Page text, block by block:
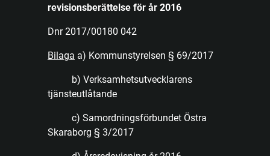
revisionsberättelse för år 2016
Dnr 2017/00180 042
Bilaga a) Kommunstyrelsen § 69/2017
b) Verksamhetsutvecklarens
tjänsteutlåtande
c) Samordningsförbundet Östra
Skaraborg § 3/2017